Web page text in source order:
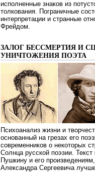
исполненные знаков из
толкования. Пограничные
интерпретации и странные
Фрейдом.
ЗАЛОГ БЕССМЕРТИЯ И
УНИЧТОЖЕНИЯ ПОЭТА
Психоанализ жизни и
основанный на грезах его
современников о некоторых
Солнца русской поэзии.
Пушкину и его
Александра Сергеевича